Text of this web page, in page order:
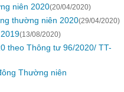
niên 2020(20/04/2020)
thường niên 2020(29/04/2020)
(13/08/2020)
theo Thông tư 96/2020/ TT-
Thường niên